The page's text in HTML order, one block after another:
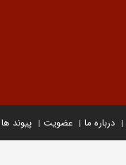
درباره ما عضویت پیوند ها